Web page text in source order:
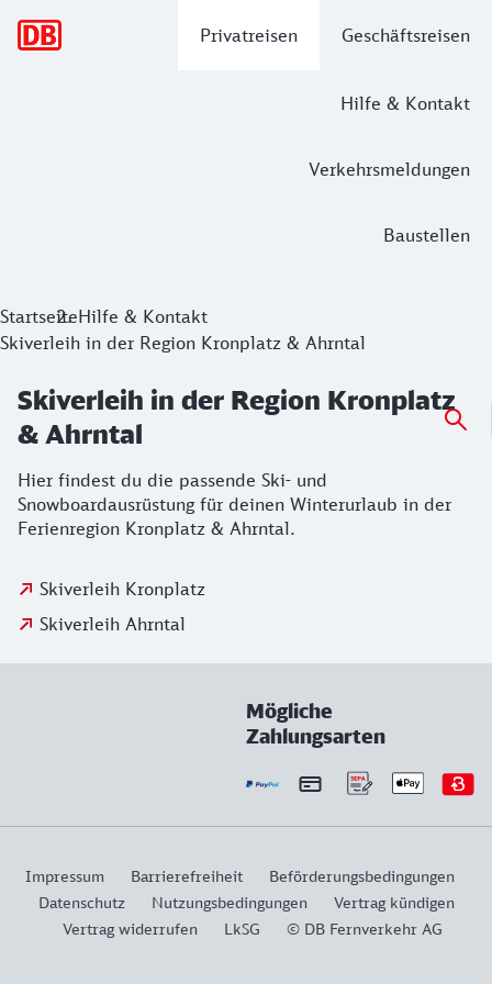
Privatreisen Geschäftsreisen
Hilfe & Kontakt
Verkehrsmeldungen
Baustellen
StartseiteHilfe & Kontakt
Skiverleih in der Region Kronplatz & Ahrntal
Skiverleih in der Region Kronplatz
& Ahrntal
Hier findest du die passende Ski- und
Snowboardausrüstung für deinen Winterurlaub in der
Ferienregion Kronplatz & Ahrntal.
Skiverleih Kronplatz
Skiverleih Ahrntal
Mögliche
Zahlungsarten
Impressum Barrierefreiheit
Beförderungsbedingungen
Datenschutz
Nutzungsbedingungen
Vertrag kündigen
Vertrag widerrufen
LkSG © DB Fernverkehr AG